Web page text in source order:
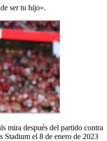
ser tu hijo».
mira después del partido contra
Stadium el 8 de enero de 2023